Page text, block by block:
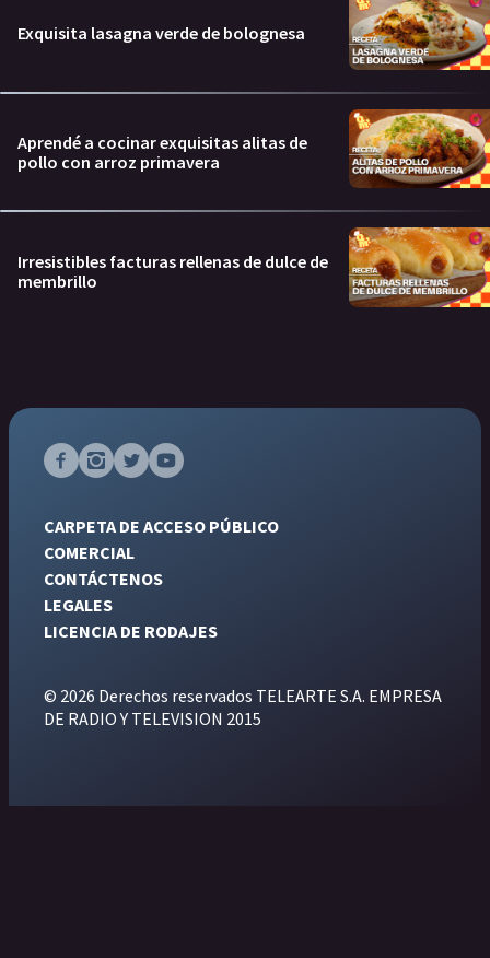
Exquisita lasagna verde de bolognesa
Aprendé a cocinar exquisitas alitas de
pollo con arroz primavera
Irresistibles facturas rellenas de dulce de
membrillo
CARPETA DE ACCESO PÚBLICO
COMERCIAL
CONTÁCTENOS
LEGALES
LICENCIA DE RODAJES
© 2026 Derechos reservados TELEARTE S.A. EMPRESA
DE RADIO Y TELEVISION 2015